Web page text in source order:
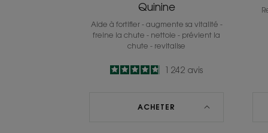
Quinine
Aide à fortifier - augmente sa vitalité -
freine la chute - nettoie - prévient la
chute - revitalise
4.8
/51 242 avis
ACHETER